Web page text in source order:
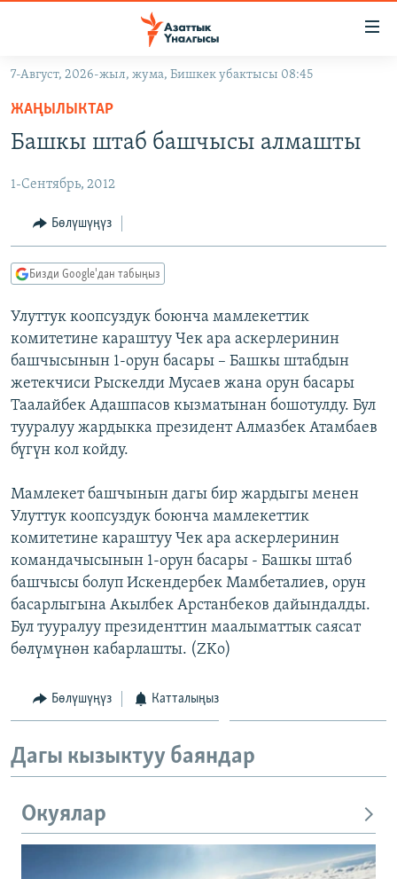
Навигацияга
өтүңүз
Издөөгө
салыңыз
САЯСАТ
ЭКОНОМИКА
ДҮЙНӨ
БОРБОР АЗИЯ
УКРАИНА
АТАЙЫН ИЛИКТӨӨ
БҮГҮН АЗАТТЫКТА
ЭКСПЕРТТЕР ТАЛДАЙТ
БИЗ ЖАНА ДҮЙНӨ
ДАНИСТЕ
ЭЖЕ-СИҢДИЛЕР
АЗАТТЫК+
ПОДКАСТ
ӨЗГӨЧӨ ПИКИР
Русский
ОНЛАЙН ШЕРИНЕ
ЭЕ/АРнун бардык сайттары
7-Август, 2026-жыл, жума, Бишкек убактысы 08:45
ЖАҢЫЛЫКТАР
Башкы штаб башчысы алмашты
1-Сентябрь, 2012
Бөлүшүңүз
Бизди Google'дан табыңыз
Улуттук коопсуздук боюнча мамлекеттик
комитетине караштуу Чек ара аскерлеринин
башчысынын 1-орун басары – Башкы штабдын
жетекчиси Рыскелди Мусаев жана орун басары
Таалайбек Адашпасов кызматынан бошотулду. Бул
тууралуу жардыкка президент Алмазбек Атамбаев
бүгүн кол койду.
Мамлекет башчынын дагы бир жардыгы менен
Улуттук коопсуздук боюнча мамлекеттик
комитетине караштуу Чек ара аскерлеринин
командачысынын 1-орун басары - Башкы штаб
башчысы болуп Искендербек Мамбеталиев, орун
басарлыгына Акылбек Арстанбеков дайындалды.
Бул тууралуу президенттин маалыматтык саясат
бөлүмүнөн кабарлашты. (ZKo)
Бөлүшүңүз Катталыңыз
Дагы кызыктуу баяндар
Окуялар